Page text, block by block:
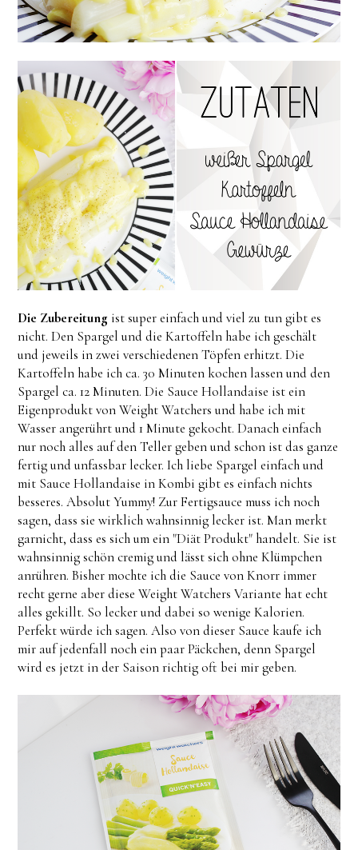
Die Zubereitung ist super einfach und viel zu tun gibt es
nicht. Den Spargel und die Kartoffeln habe ich geschält
und jeweils in zwei verschiedenen Töpfen erhitzt. Die
Kartoffeln habe ich ca. 30 Minuten kochen lassen und den
Spargel ca. 12 Minuten. Die Sauce Hollandaise ist ein
Eigenprodukt von Weight Watchers und habe ich mit
Wasser angerührt und 1 Minute gekocht. Danach einfach
nur noch alles auf den Teller geben und schon ist das ganze
fertig und unfassbar lecker. Ich liebe Spargel einfach und
mit Sauce Hollandaise in Kombi gibt es einfach nichts
besseres. Absolut Yummy! Zur Fertigsauce muss ich noch
sagen, dass sie wirklich wahnsinnig lecker ist. Man merkt
garnicht, dass es sich um ein "Diät Produkt" handelt. Sie ist
wahnsinnig schön cremig und lässt sich ohne Klümpchen
anrühren. Bisher mochte ich die Sauce von Knorr immer
recht gerne aber diese Weight Watchers Variante hat echt
alles gekillt. So lecker und dabei so wenige Kalorien.
Perfekt würde ich sagen. Also von dieser Sauce kaufe ich
mir auf jedenfall noch ein paar Päckchen, denn Spargel
wird es jetzt in der Saison richtig oft bei mir geben.